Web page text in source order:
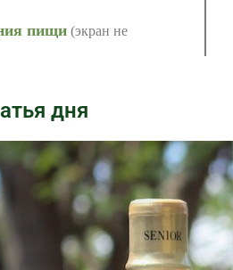
пищи(экран не
дня